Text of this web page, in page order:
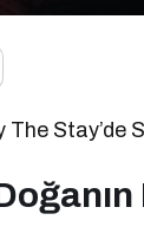
The Stay’de